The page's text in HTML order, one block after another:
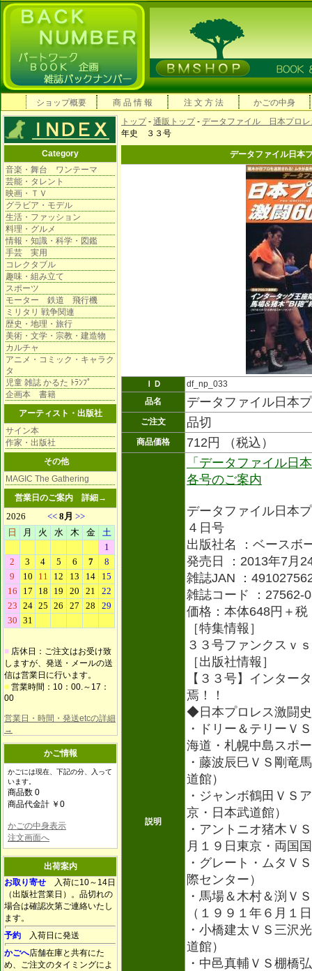
ショップ概要 商 品 情 報 注 文 方 法 かごの中身
Category
音楽・舞台 ワンテーマ
芸能・タレント
映画・ＴＶ
グラビア・モデル
生活・ファッション
料理・グルメ
情報・知識・科学・図鑑
手芸 実用
コレクタブル
趣味・組み立て
スポーツ
モーター 鉄道 飛行機
ミリタリ 戦争関連
歴史・地理・旅行
美術・文学・宗教・建造物
カルチャ
アニメ・コミック・キャラク
タ
児童 雑誌 かるた ﾄﾗﾝﾌﾟ
企画本 書籍
アーティスト・出版社
サイン本
作家・出版社
その他
MAGIC The Gathering
営業日のご案内 詳細→
■ 店休日：ご注文はお受け致
しますが、発送・メールの送
信は営業日に行います。
■ 営業時間：10：00.～17：
00
営業日・時間・発送etcの詳細
→
かご情報
かごには現在、下記の分、入って
います。
商品数 0
商品代金計 ￥0
かごの中身表示
注文画面へ
出荷案内
お取り寄せ 入荷に10～14日
（出版社営業日）。品切れの
場合は確認次第ご連絡いたし
ます。
予約 入荷日に発送
かごへ店舗在庫と共有にた
め、ご注文のタイミングによ
トップ- 通販トップ- データファイル 日本プロ
年史 ３３号
データファイル日本
ＩＤ
df_np_033
品名
データファイル日本
ご注文 品切
商品価格 712円 （税込）
説明
「データファイル日
各号のご案内
データファイル日本
４日号
出版社名 ：ベースボ
発売日 ：2013年7月
雑誌JAN ：
雑誌コード ：27562-
価格：本体648円＋税
［特集情報］
３３号ファンクスｖ
［出版社情報］
【３３号】インター
焉！！
◆日本プロレス激闘史
・ドリー＆テリーＶ
海道・札幌中島スポ
・藤波辰巳ＶＳ剛竜
道館）
・ジャンボ鶴田ＶＳ
京・日本武道館）
・アントニオ猪木Ｖ
月１９日東京・両国
・グレート・ムタＶ
際センター）
・馬場＆木村＆渕Ｖ
（１９９１年６月１
・小橋建太ＶＳ三沢
道館）
・中邑真輔ＶＳ棚橋